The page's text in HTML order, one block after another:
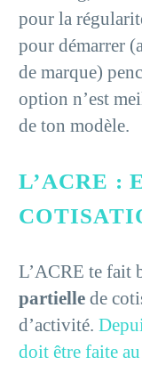
pour la
pour démarrer
de marque)
option n’est
de ton modèle.
L’ACRE :
L’ACRE te fait
partielle de
d’activité.
doit être faite